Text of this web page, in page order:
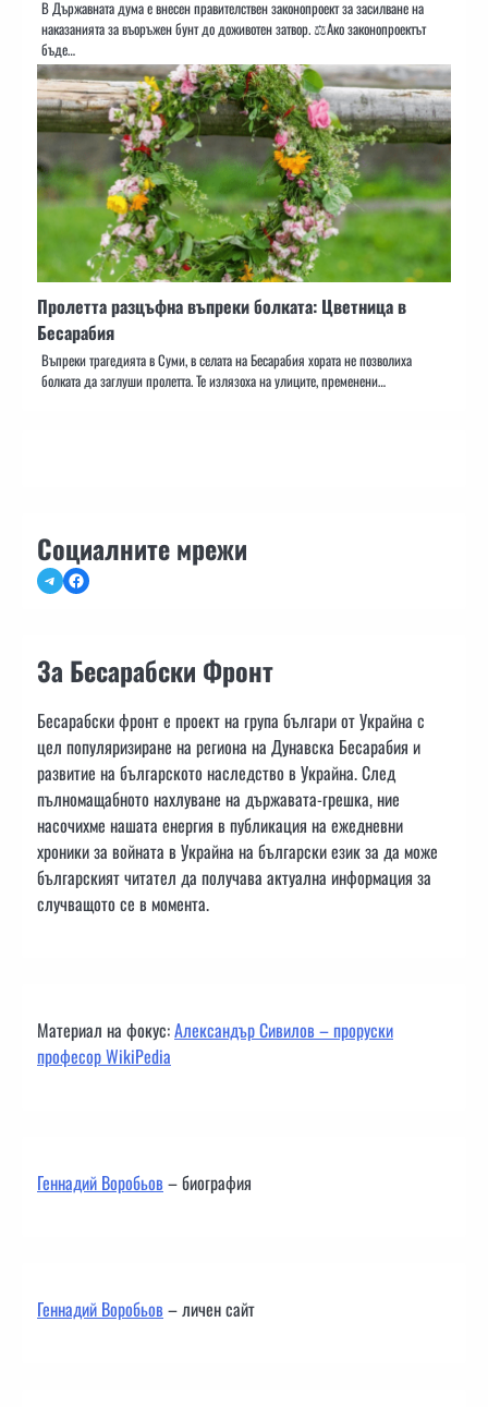
В Държавната дума е внесен правителствен законопроект за засилване на
наказанията за въоръжен бунт до доживотен затвор. ⚖️Ако законопроектът
бъде…
Пролетта разцъфна въпреки болката: Цветница в
Бесарабия
Въпреки трагедията в Суми, в селата на Бесарабия хората не позволиха
болката да заглуши пролетта. Те излязоха на улиците, пременени…
Социалните мрежи
TelegramFacebook
За Бесарабски Фронт
Бесарабски фронт е проект на група българи от Украйна с
цел популяризиране на региона на Дунавска Бесарабия и
развитие на българското наследство в Украйна. След
пълномащабното нахлуване на държавата-грешка, ние
насочихме нашата енергия в публикация на ежедневни
хроники за войната в Украйна на български език за да може
българският читател да получава актуална информация за
случващото се в момента.
Материал на фокус:Александър Сивилов – проруски
професор WikiPedia
Геннадий Воробьов– биография
Геннадий Воробьов– личен сайт